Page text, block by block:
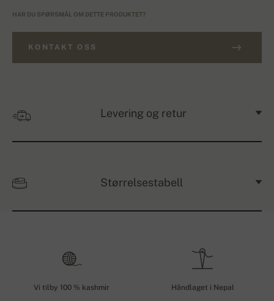
HAR DU SPØRSMÅL OM DETTE PRODUKTET?
KONTAKT OSS
Levering og retur
Størrelsestabell
Vi tilby 100 % kashmir Håndlaget i Nepal